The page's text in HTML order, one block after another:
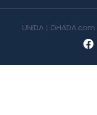
UNIDA | OHADA.com